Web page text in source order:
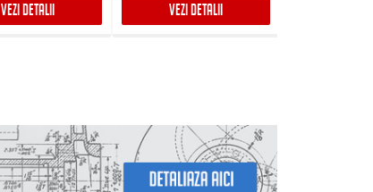
VEZI DETALII VEZI DETALII